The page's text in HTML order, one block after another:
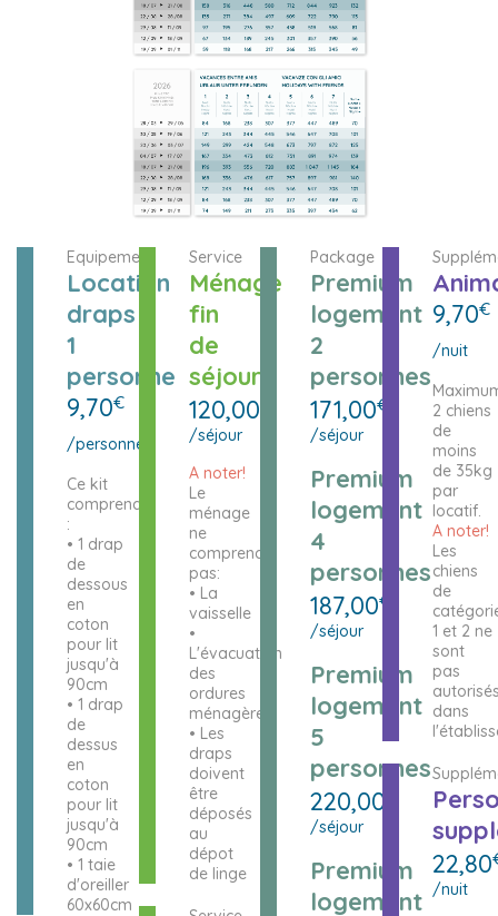
Equipement
Location
draps
1
personne
9,70€
/personne
Ce kit
comprend
:
• 1 drap
de
dessous
en
coton
pour lit
jusqu'à
90cm
• 1 drap
de
dessus
en
coton
pour lit
jusqu'à
90cm
• 1 taie
d'oreiller
60x60cm
Service
Ménage
fin
de
séjour
120,00
/séjour
A noter!
Le
ménage
ne
comprends
pas:
• La
vaisselle
•
L'évacuation
des
ordures
ménagères
• Les
draps
doivent
être
déposés
au
dépot
de linge
Package
Premium
logement
2
personnes
171,00€
/séjour
Premium
logement
4
personnes
187,00€
/séjour
Premium
logement
5
personnes
220,00
/séjour
Premium
logement
9,70€
/nuit
2 chiens
de
moins
de 35kg
par
locatif.
A noter!
Les
chiens
de
1 et 2 ne
sont
pas
dans
22,80
/nuit